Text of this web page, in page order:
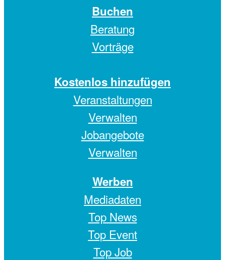
Buchen
Beratung
Vorträge
Kostenlos hinzufügen
Veranstaltungen
Verwalten
Jobangebote
Verwalten
Werben
Mediadaten
Top News
Top Event
Top Job